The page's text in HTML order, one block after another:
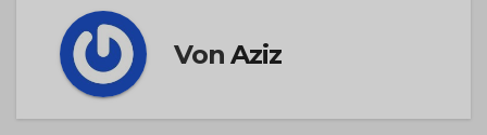
VonAziz